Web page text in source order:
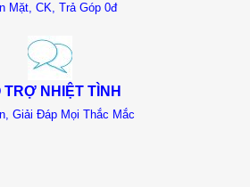
Mặt, CK, Trả Góp 0đ
TRỢ NHIỆT TÌNH
Giải Đáp Mọi Thắc Mắc